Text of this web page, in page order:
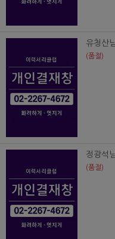
유청산
(품절)
정광석
(품절)